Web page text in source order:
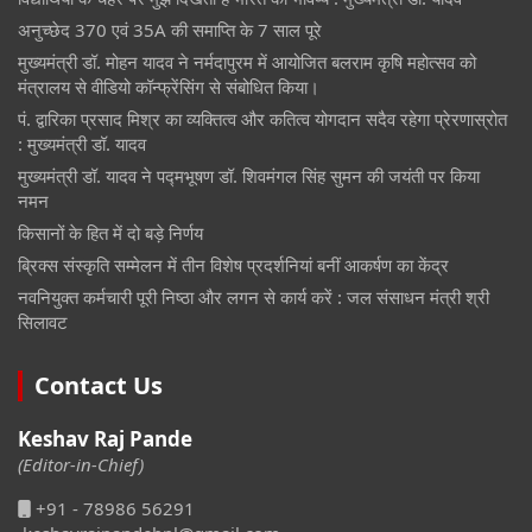
अनुच्छेद 370 एवं 35A की समाप्ति के 7 साल पूरे
मुख्यमंत्री डॉ. मोहन यादव ने नर्मदापुरम में आयोजित बलराम कृषि महोत्सव को
मंत्रालय से वीडियो कॉन्फ्रेंसिंग से संबोधित किया।
पं. द्वारिका प्रसाद मिश्र का व्यक्तित्व और कतित्व योगदान सदैव रहेगा प्रेरणास्रोत
: मुख्यमंत्री डॉ. यादव
मुख्यमंत्री डॉ. यादव ने पद्मभूषण डॉ. शिवमंगल सिंह सुमन की जयंती पर किया
नमन
किसानों के हित में दो बड़े निर्णय
ब्रिक्स संस्कृति सम्मेलन में तीन विशेष प्रदर्शनियां बनीं आकर्षण का केंद्र
नवनियुक्त कर्मचारी पूरी निष्ठा और लगन से कार्य करें : जल संसाधन मंत्री श्री
सिलावट
Contact Us
Keshav Raj Pande
(Editor-in-Chief)
+91 - 78986 56291